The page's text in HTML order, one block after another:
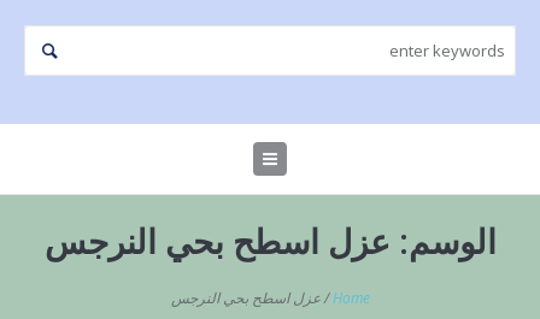
الوسم: عزل اسطح بحي النرجس
Home
/عزل اسطح بحي النرجس